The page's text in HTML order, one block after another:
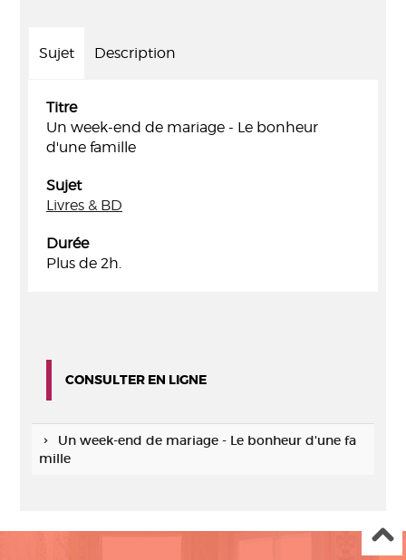
Sujet Description
Titre
Un week-end de mariage - Le bonheur
d'une famille
Sujet
Livres & BD
Durée
Plus de 2h.
CONSULTER EN LIGNE
Un week-end de mariage - Le bonheur d'une fa
mille